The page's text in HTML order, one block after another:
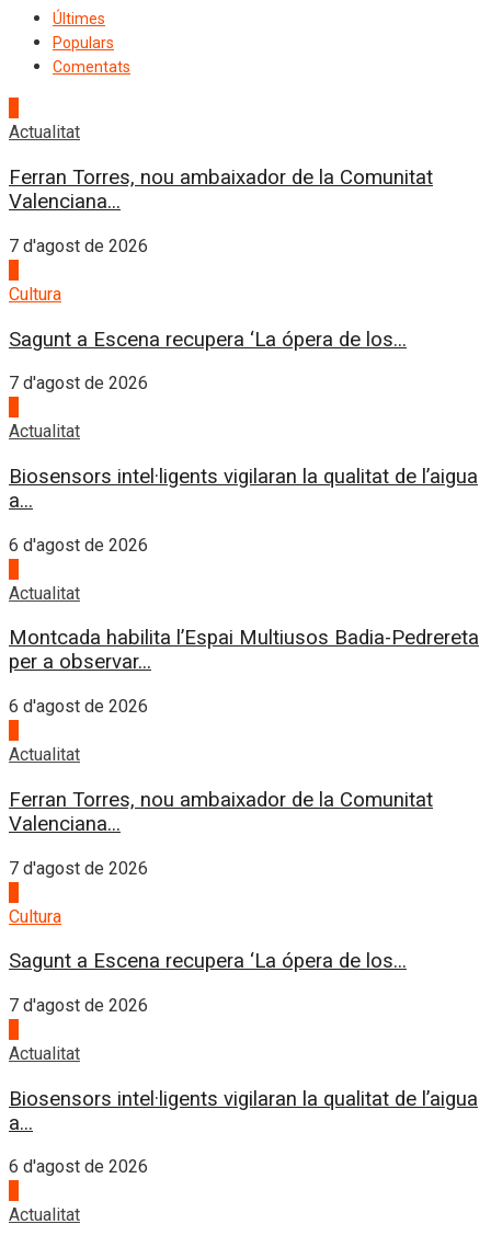
Últimes
Populars
Comentats
Actualitat
Ferran Torres, nou ambaixador de la Comunitat
Valenciana...
7 d'agost de 2026
Cultura
Sagunt a Escena recupera ‘La ópera de los...
7 d'agost de 2026
Actualitat
Biosensors intel·ligents vigilaran la qualitat de l’aigua
a...
6 d'agost de 2026
Actualitat
Montcada habilita l’Espai Multiusos Badia-Pedrereta
per a observar...
6 d'agost de 2026
Actualitat
Ferran Torres, nou ambaixador de la Comunitat
Valenciana...
7 d'agost de 2026
Cultura
Sagunt a Escena recupera ‘La ópera de los...
7 d'agost de 2026
Actualitat
Biosensors intel·ligents vigilaran la qualitat de l’aigua
a...
6 d'agost de 2026
Actualitat